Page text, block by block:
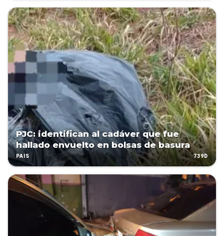
PJC: identifican al cadáver que fue
hallado envuelto en bolsas de basura
PAÍS 739D